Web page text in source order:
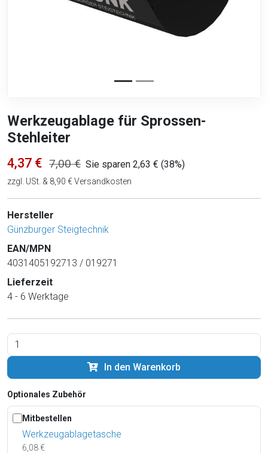
Werkzeugablage für Sprossen-
Stehleiter
4,37 € 7,00 € Sie sparen 2,63 € (38%)
zzgl. USt. & 8,90 € Versandkosten
Hersteller
Günzburger Steigtechnik
EAN/MPN
4031405192713 / 019271
Lieferzeit
4 - 6 Werktage
In den Warenkorb
Optionales Zubehör
Mitbestellen
Werkzeugablagetasche
6,08 €